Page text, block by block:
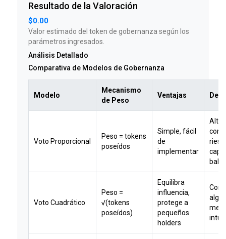
Resultado de la Valoración
$0.00
Valor estimado del token de gobernanza según los
parámetros ingresados.
Análisis Detallado
Comparativa de Modelos de Gobernanza
Modelo
Mecanismo
de Peso
Ventajas
Voto Proporcional
Peso = tokens
poseídos
Simple, fácil
de
implementar
Alta
Voto Cuadrático
Peso =
√(tokens
poseídos)
Equilibra
influencia,
protege a
pequeños
holders